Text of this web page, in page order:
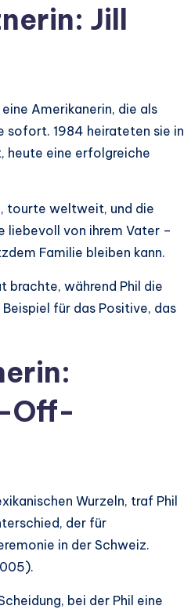
Jill
Amerikanerin, die als
sofort. 1984 heirateten sie in
heute eine erfolgreiche
tourte weltweit, und die
liebevoll von ihrem Vater –
Familie bleiben kann.
brachte, während Phil die
für das Positive, das
Off-
Wurzeln, traf Phil
der für
in der Schweiz.
bei der Phil eine